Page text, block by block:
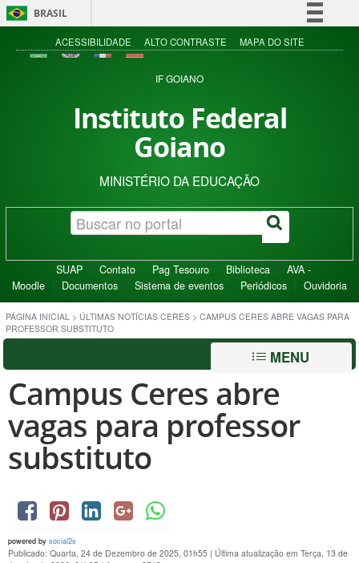
BRASIL
Simplifique!
Acesso à informação
ACESSIBILIDADE ALTO CONTRASTE MAPA DO SITE
IF GOIANO
Instituto Federal
Goiano
MINISTÉRIO DA EDUCAÇÃO
SUAP Contato Pag Tesouro Biblioteca
AVA -
Moodle
Documentos Sistema de eventos Periódicos Ouvidoria
PÁGINA INICIAL > ÚLTIMAS NOTÍCIAS CERES > CAMPUS CERES ABRE VAGAS PARA
PROFESSOR SUBSTITUTO
MENU
Campus Ceres abre
vagas para professor
substituto
powered by social2s
Publicado: Quarta, 24 de Dezembro de 2025, 01h55 | Última atualização em Terça, 13 de